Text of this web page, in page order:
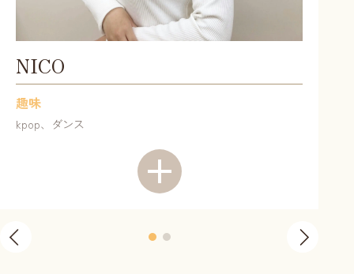
NICO
趣味
kpop、ダンス